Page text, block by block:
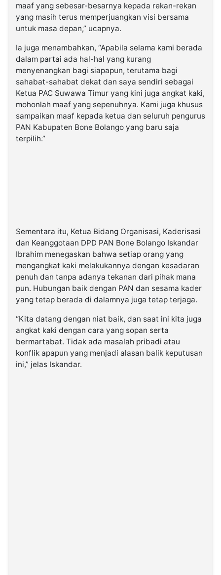
maaf yang sebesar-besarnya kepada rekan-rekan
yang masih terus memperjuangkan visi bersama
untuk masa depan,” ucapnya.
Ia juga menambahkan, “Apabila selama kami berada
dalam partai ada hal-hal yang kurang
menyenangkan bagi siapapun, terutama bagi
sahabat-sahabat dekat dan saya sendiri sebagai
Ketua PAC Suwawa Timur yang kini juga angkat kaki,
mohonlah maaf yang sepenuhnya. Kami juga khusus
sampaikan maaf kepada ketua dan seluruh pengurus
PAN Kabupaten Bone Bolango yang baru saja
terpilih.”
Sementara itu, Ketua Bidang Organisasi, Kaderisasi
dan Keanggotaan DPD PAN Bone Bolango Iskandar
Ibrahim menegaskan bahwa setiap orang yang
mengangkat kaki melakukannya dengan kesadaran
penuh dan tanpa adanya tekanan dari pihak mana
pun. Hubungan baik dengan PAN dan sesama kader
yang tetap berada di dalamnya juga tetap terjaga.
“Kita datang dengan niat baik, dan saat ini kita juga
angkat kaki dengan cara yang sopan serta
bermartabat. Tidak ada masalah pribadi atau
konflik apapun yang menjadi alasan balik keputusan
ini,” jelas Iskandar.